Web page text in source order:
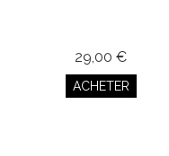
29,00 €
ACHETER